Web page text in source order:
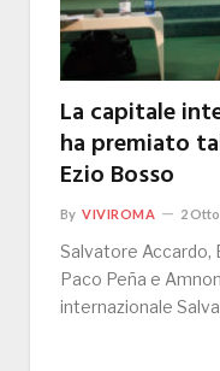
La capitale
ha premiato
Ezio Bosso
By VIVIROMA 2
Salvatore Accardo,
Paco Peña e
internazionale